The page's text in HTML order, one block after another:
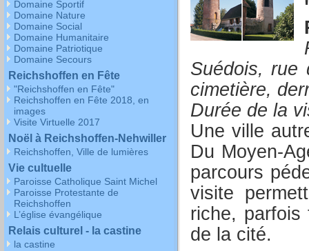
Suédois, rue
cimetière,
Durée de la
Une ville
Du Moyen-
parcours
visite
riche, parfois
de la cité.
Domaine Sportif
Domaine Nature
Domaine Social
Domaine Humanitaire
Domaine Patriotique
Domaine Secours
Reichshoffen en Fête
"Reichshoffen en Fête"
Reichshoffen en Fête 2018, en
images
Visite Virtuelle 2017
Noël à Reichshoffen-Nehwiller
Reichshoffen, Ville de lumières
Vie cultuelle
Paroisse Catholique Saint Michel
Paroisse Protestante de
Reichshoffen
L’église évangélique
Relais culturel - la castine
la castine